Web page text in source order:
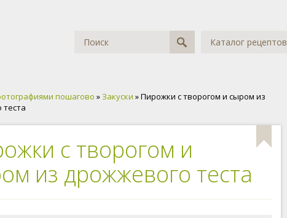
Каталог рецептов
пошагово » Закуски » Пирожки с творогом и сыром из
с творогом и
из дрожжевого теста